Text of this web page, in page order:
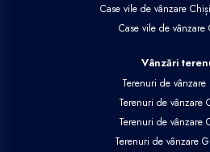
Case vile de vânzare
Case vile de vânzare
Vânzări
Terenuri de vânzare
Terenuri de vânzare
Terenuri de vânzare
Terenuri de vânzare